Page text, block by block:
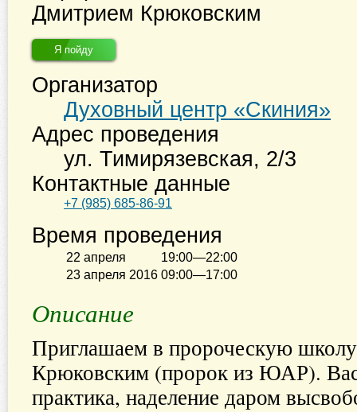
Я пойду
Организатор
Духовный центр «Скиния»
Адрес проведения
ул. Тимирязевская, 2/3
Контактные данные
+7 (985) 685-86-91
Время проведения
22 апреля
19:00—22:00
23 апреля 2016 09:00—17:00
Описание
Приглашаем в пророческую
Крюковским (пророк из ЮАР).
практика, наделение даром